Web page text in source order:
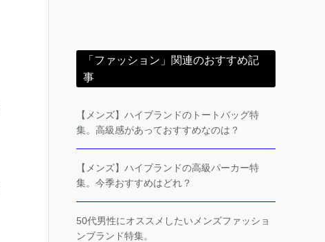
「ファッション」関連のおすすめ記
事
【メンズ】ハイブランドのトートバッグ特
集。高級感があっておすすめなのは？
【メンズ】ハイブランドの高級パーカー特
集。今季おすすめはどれ？
50代男性にオススメしたいメンズファッショ
ンブランド特集。